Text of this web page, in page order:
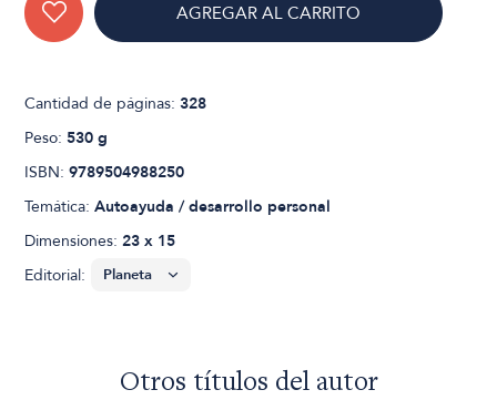
AGREGAR AL CARRITO
Cantidad de páginas:328
Peso:530 g
ISBN:9789504988250
Temática:Autoayuda / desarrollo personal
Dimensiones:23 x 15
Editorial:
Otros títulos del autor